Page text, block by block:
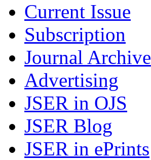
Current Issue
Subscription
Journal Archive
Advertising
JSER in OJS
JSER Blog
JSER in ePrints